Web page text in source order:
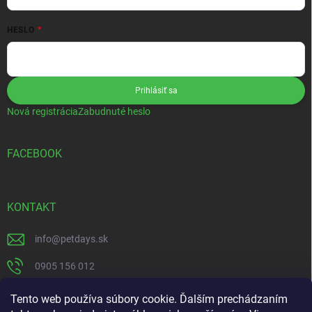
Tento web používa súbory cookie. Ďalším prechádzaním
HESLO
Prihlásiť sa
Nová registráciaZabudnuté heslo
FACEBOOK
KONTAKT
info@petdays.sk
0905 156 012
PetDays